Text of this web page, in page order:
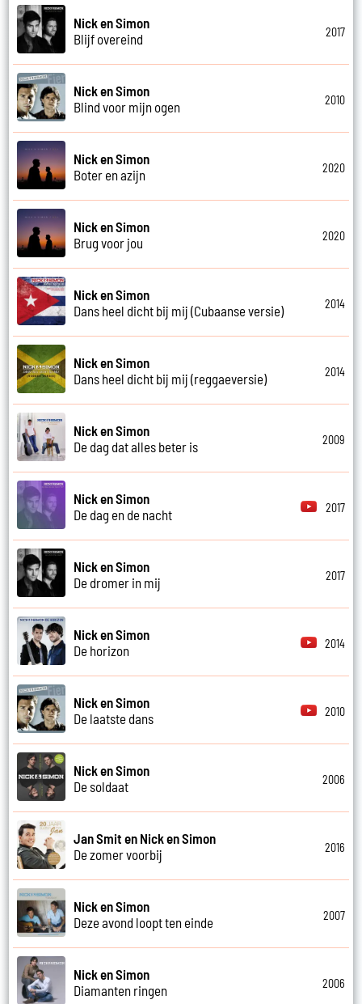
Nick en Simon
Blijf overeind
2017
Nick en Simon
Blind voor mijn ogen
2010
Nick en Simon
Boter en azijn
2020
Nick en Simon
Brug voor jou
2020
Nick en Simon
Dans heel dicht bij mij (Cubaanse versie)
2014
Nick en Simon
Dans heel dicht bij mij (reggaeversie)
2014
Nick en Simon
De dag dat alles beter is
2009
Nick en Simon
De dag en de nacht
2017
Nick en Simon
De dromer in mij
2017
Nick en Simon
De horizon
2014
Nick en Simon
De laatste dans
2010
Nick en Simon
De soldaat
2006
Jan Smit en Nick en Simon
De zomer voorbij
2016
Nick en Simon
Deze avond loopt ten einde
2007
Nick en Simon
Diamanten ringen
2006